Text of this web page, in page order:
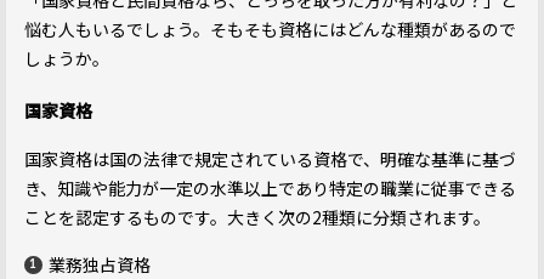
悩む人もいるでしょう。そもそも資格にはどんな種類があるので
しょうか。
国家資格
国家資格は国の法律で規定されている資格で、明確な基準に基づ
き、知識や能力が一定の水準以上であり特定の職業に従事できる
ことを認定するものです。大きく次の2種類に分類されます。
業務独占資格